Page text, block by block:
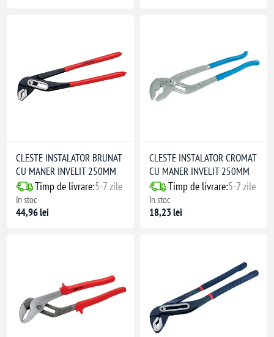
CLESTE INSTALATOR BRUNAT
CU MANER INVELIT 250MM
Timp de livrare:5-7 zile
în stoc
44,96 lei
CLESTE INSTALATOR CROMAT
CU MANER INVELIT 250MM
Timp de livrare:5-7 zile
în stoc
18,23 lei